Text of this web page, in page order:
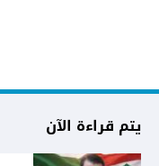
يتم قراءة الآن